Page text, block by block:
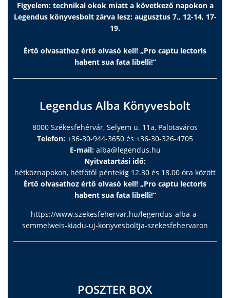
Figyelem: technikai okok miatt a következő napokon a
Legendus könyvesbolt zárva lesz: augusztus 7., 12-14, 17-
19.
Értő olvasathoz értő olvasó kell! „Pro captu lectoris
habent sua fata libelli!”
Legendus Alba Könyvesbolt
8000 Székesfehérvár, Selyem u. 11a, Palotaváros
Telefon: +36-30-944-3650 és +36-30-326-4705
E-mail: alba@legendus.hu
Nyitvatartási idő:
hétköznapokon, hétfőtől péntekig 12.30 és 18.00 óra között
Értő olvasathoz értő olvasó kell! „Pro captu lectoris
habent sua fata libelli!”
https://www.szekesfehervar.hu/legendus-alba-a-
semmelweis-kiadu-uj-konyvesboltja-szekesfehervaron
POSZTER BOX